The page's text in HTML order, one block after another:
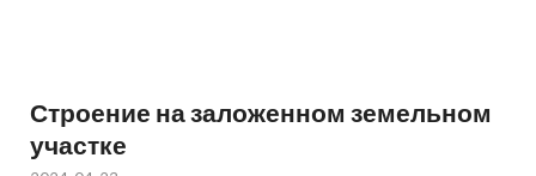
Строение на заложенном земельном
участке